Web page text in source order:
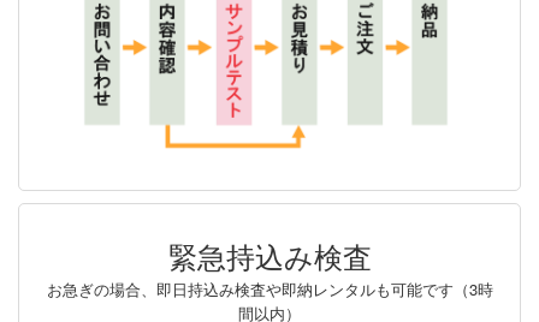
緊急持込み検査
お急ぎの場合、即日持込み検査や即納レンタルも可能です（3時
間以内）